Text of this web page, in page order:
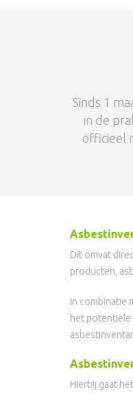
Sinds 1
in de
officieel
Dit omvat
producten,
In combinatie
het potentiële
Hierbij gaat